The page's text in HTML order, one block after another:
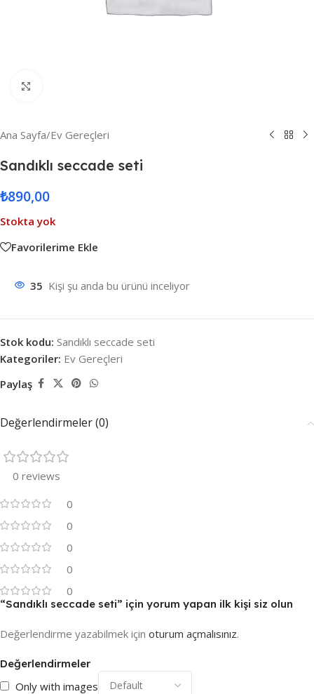
Ana Sayfa/Ev Gereçleri
Sandıklı seccade seti
₺890,00
Stokta yok
Favorilerime Ekle
35 Kişi şu anda bu ürünü inceliyor
Stok kodu: Sandıklı seccade seti
Kategoriler: Ev Gereçleri
Paylaş
Değerlendirmeler (0)
0 reviews
0
0
0
0
0
Değerlendirmeler
Only with images
“Sandıklı seccade seti” için yorum yapan ilk kişi siz olun
Değerlendirme yazabilmek için oturum açmalısınız.